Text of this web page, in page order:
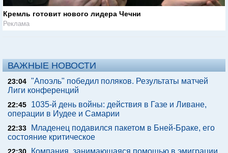
Кремль готовит нового лидера Чечни
Реклама
ВАЖНЫЕ НОВОСТИ
23:04 "Апоэль" победил поляков. Результаты матчей
Лиги конференций
22:45
1035-й день войны: действия в Газе и Ливане,
операции в Иудее и Самарии
22:33
Младенец подавился пакетом в Бней-Браке, его
состояние критическое